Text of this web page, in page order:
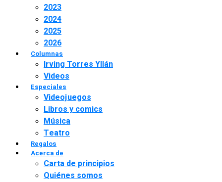
2023
2024
2025
2026
Columnas
Irving Torres Yllán
Videos
Especiales
Videojuegos
Libros y comics
Música
Teatro
Regalos
Acerca de
Carta de principios
Quiénes somos